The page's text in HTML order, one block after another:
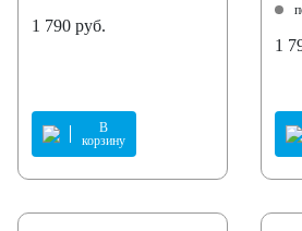
1 790 руб.
В
корзину
1